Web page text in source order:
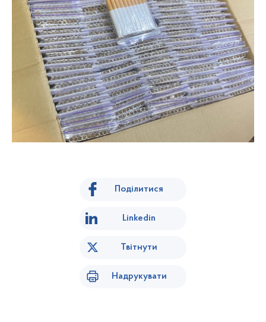
Поділитися
Linkedin
Твітнути
Надрукувати